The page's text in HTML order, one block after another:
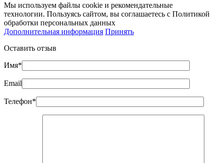
Мы используем файлы cookie и рекомендательные
технологии. Пользуясь сайтом, вы соглашаетесь с Политикой
обработки персональных данных
Дополнительная информация Принять
Оставить отзыв
Имя*
Email
Телефон*